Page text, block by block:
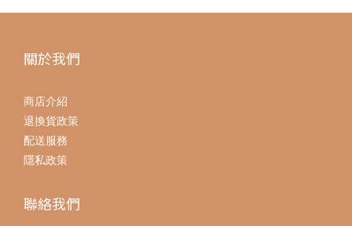
關於我們
商店介紹
退換貨政策
配送服務
隱私政策
聯絡我們